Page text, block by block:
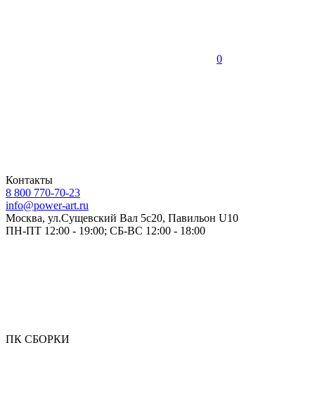
0
Контакты
8 800 770-70-23
info@power-art.ru
Москва, ул.Сущевский Вал 5с20, Павильон U10
ПН-ПТ 12:00 - 19:00; СБ-ВС 12:00 - 18:00
ПК СБОРКИ